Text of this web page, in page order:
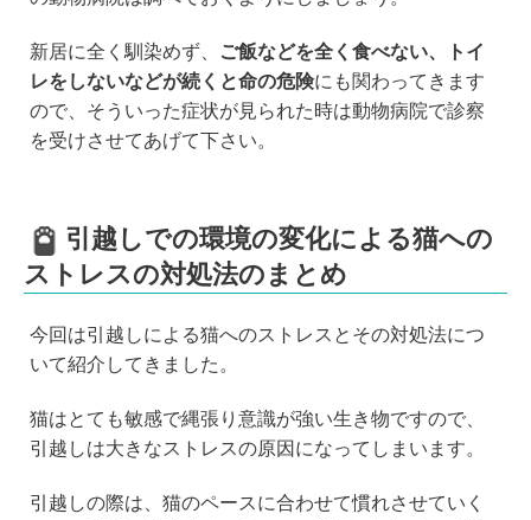
新居に全く馴染めず、
ご飯などを全く食べない、トイ
レをしないなどが続くと命の危険にも関わってきます
ので、そういった症状が見られた時は動物病院で診察
を受けさせてあげて下さい。
引越しでの環境の変化による猫への
ストレスの対処法のまとめ
今回は引越しによる猫へのストレスとその対処法につ
いて紹介してきました。
猫はとても敏感で縄張り意識が強い生き物ですので、
引越しは大きなストレスの原因になってしまいます。
引越しの際は、猫のペースに合わせて慣れさせていく